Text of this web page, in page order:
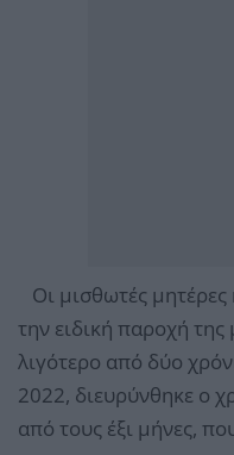
Οι μισθωτές μητέρες
την ειδική παροχή
λιγότερο από δύο
2022, διευρύνθηκε ο
από τους έξι μήνες,